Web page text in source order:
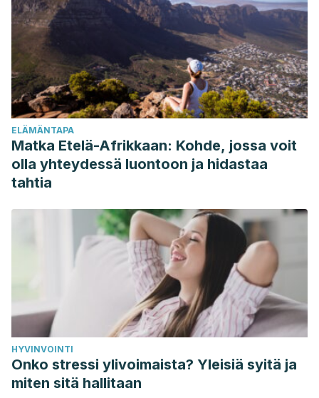
Slavin JL, Lloyd B. Health benefits of fruits and
vegetables.
. 2012;3(4):506–516. Published 2012
Jul 1. doi:10.3945/an.112.002154
Fundación Española de Nutrición. Tomate.
http://www.fen.org.es/mercadoFen/pdfs/tomate.pdf
Fundación Española de Nutrición. Guisantes.
http://www.fen.org.es/mercadoFen/pdfs/guisante.pdf
Fundación Española de Nutrición. Calamar.
http://www.fen.org.es/mercadoFen/pdfs/calamar.pdf
http://www.fen.org.es/mercadoFen/pdfs/pimientomorron.pdf
ELÄMÄNTAPA
Matka Etelä-Afrikkaan: Kohde, jossa voit
olla yhteydessä luontoon ja hidastaa
tahtia
HYVINVOINTI
Onko stressi ylivoimaista? Yleisiä syitä ja
miten sitä hallitaan